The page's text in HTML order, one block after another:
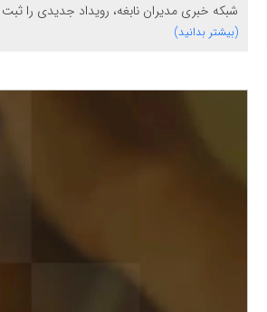
شبکه خبری مدیران نابغه، رویداد جدیدی را
(بیشتر بدانید)